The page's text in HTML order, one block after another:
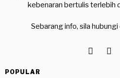
kebenaran bertulis terlebih
Sebarang info, sila hubungi
POPULAR